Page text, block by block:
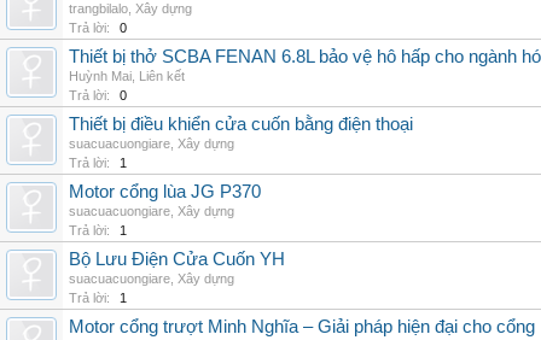
trangbilalo Xây dựng
Trả lời:
0
Thiết bị thở SCBA FENAN 6.8L bảo vệ hô hấp cho ngành
Huỳnh Mai Liên kết
Trả lời:
0
Thiết bị điều khiển cửa cuốn bằng điện thoại
suacuacuongiare Xây dựng
Trả lời:
1
Motor cổng lùa JG P370
suacuacuongiare Xây dựng
Trả lời:
1
Bộ Lưu Điện Cửa Cuốn YH
suacuacuongiare Xây dựng
Trả lời:
1
Motor cổng trượt Minh Nghĩa – Giải pháp hiện đại cho